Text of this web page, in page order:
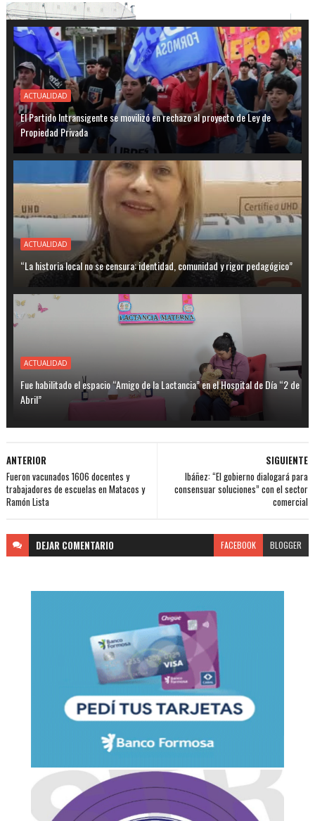
ACTUALIDAD
El Partido Intransigente se movilizó en rechazo al proyecto de Ley de
Propiedad Privada
ACTUALIDAD
“La historia local no se censura: identidad, comunidad y rigor pedagógico”
ACTUALIDAD
Fue habilitado el espacio “Amigo de la Lactancia” en el Hospital de Día “2 de
Abril”
SIGUIENTE
Ibáñez: “El gobierno dialogará para
consensuar soluciones” con el sector
comercial
ANTERIOR
Fueron vacunados 1606 docentes y
trabajadores de escuelas en Matacos y
Ramón Lista
DEJAR COMENTARIO FACEBOOK BLOGGER